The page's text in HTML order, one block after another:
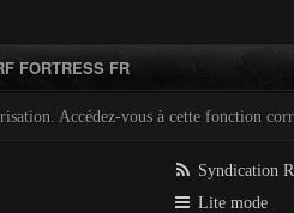
FORTRESS FR
Accédez-vous à cette fonction
Syndication
Lite mode